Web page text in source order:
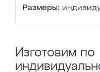
Размеры:
Изготовим по